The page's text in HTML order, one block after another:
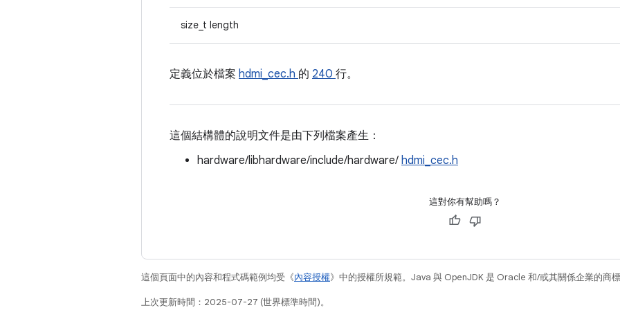
size_t length
定義位於檔案 hdmi_cec.h 的 240 行。
這個結構體的說明文件是由下列檔案產生：
hardware/libhardware/include/hardware/ hdmi_cec.h
這對你有幫助嗎？
這個頁面中的內容和程式碼範例均受《內容授權》中的授權所規範。Java 與 OpenJDK 是 Oracle 和/或其關係企業的商標
上次更新時間：2025-07-27 (世界標準時間)。